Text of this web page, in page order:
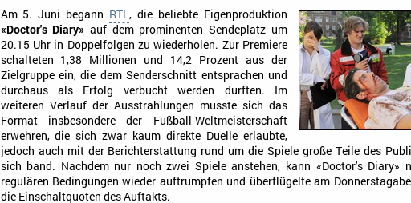
Am 5. Juni begann RTL, die beliebte Eigenproduktion
«Doctor's Diary» auf dem prominenten Sendeplatz um
20.15 Uhr in Doppelfolgen zu wiederholen. Zur Premiere
schalteten 1,38 Millionen und 14,2 Prozent aus der
Zielgruppe ein, die dem Senderschnitt entsprachen und
durchaus als Erfolg verbucht werden durften. Im
weiteren Verlauf der Ausstrahlungen musste sich das
Format insbesondere der Fußball-Weltmeisterschaft
erwehren, die sich zwar kaum direkte Duelle erlaubte,
jedoch auch mit der Berichterstattung rund um die Spiele große Teile des
sich band. Nachdem nur noch zwei Spiele anstehen, kann «Doctor's Diary»
regulären Bedingungen wieder auftrumpfen und überflügelte am
die Einschaltquoten des Auftakts.